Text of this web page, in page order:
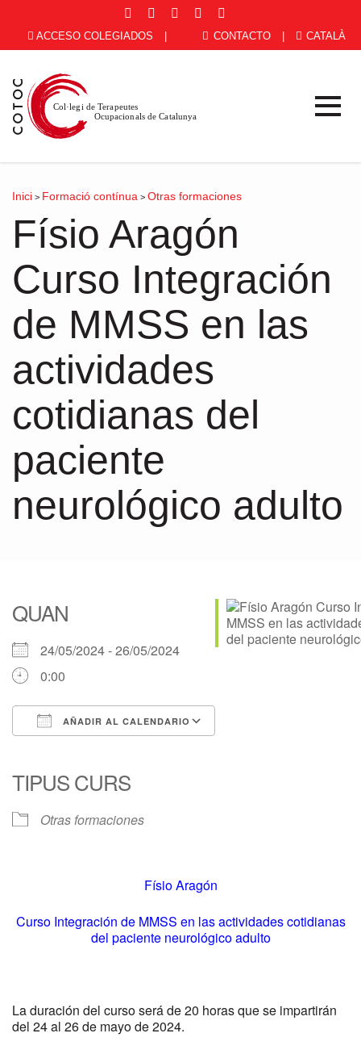
ACCESO COLEGIADOS CONTACTO CATALÀ
Inici > Formació contínua > Otras formaciones
Físio Aragón
Curso Integración
de MMSS en las
actividades
cotidianas del
paciente
neurológico adulto
QUAN
24/05/2024 - 26/05/2024
0:00
AÑADIR AL CALENDARIO
TIPUS CURS
Otras formaciones
Físio Aragón
Curso Integración de MMSS en las actividades cotidianas
del paciente neurológico adulto
La duración del curso será de 20 horas que se impartirán
del 24 al 26 de mayo de 2024.